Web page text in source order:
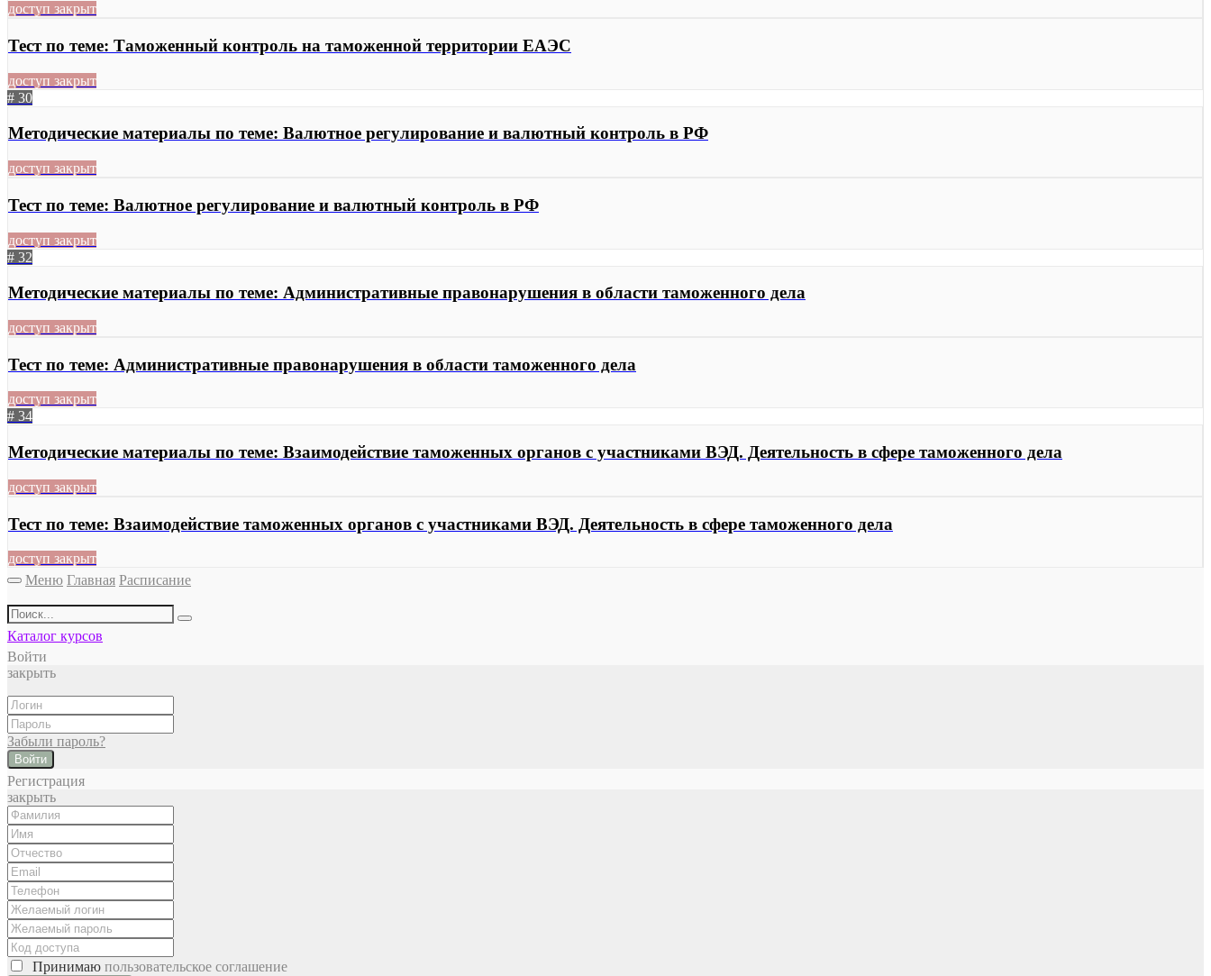
доступ закрыт
Тест по теме: Таможенный контроль на таможенной территории ЕАЭС
доступ закрыт
# 30
Методические материалы по теме: Валютное регулирование и валютный контроль в РФ
доступ закрыт
Тест по теме: Валютное регулирование и валютный контроль в РФ
доступ закрыт
# 32
Методические материалы по теме: Административные правонарушения в области таможенного дела
доступ закрыт
Тест по теме: Административные правонарушения в области таможенного дела
доступ закрыт
# 34
Методические материалы по теме: Взаимодействие таможенных органов с участниками ВЭД. Деятельность в сфере таможенного дела
доступ закрыт
Тест по теме: Взаимодействие таможенных органов с участниками ВЭД. Деятельность в сфере таможенного дела
доступ закрыт
Меню Главная Расписание
Каталог курсов
Войти
закрыть
Забыли пароль?
Войти
Регистрация
закрыть
Принимаю пользовательское соглашение